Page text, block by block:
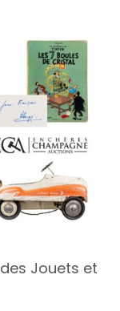
des Jouets et